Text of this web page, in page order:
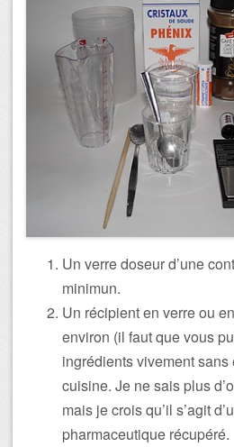
Un verre doseur d’une
minimun.
Un récipient en verre ou
environ (il faut que vous
ingrédients vivement
cuisine. Je ne sais plus
mais je crois qu’il s’agit
pharmaceutique récupéré.